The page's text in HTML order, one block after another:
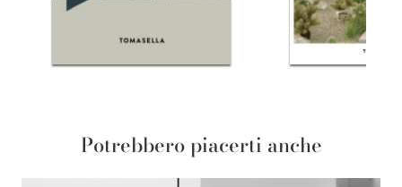
Potrebbero piacerti anche